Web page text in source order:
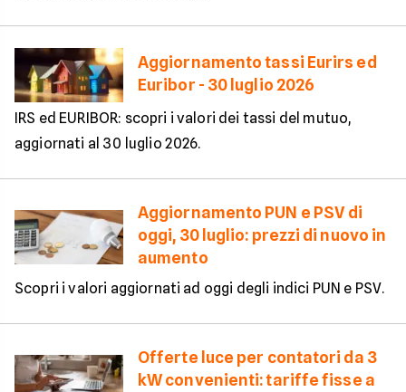
Aggiornamento tassi Eurirs ed
Euribor - 30 luglio 2026
IRS ed EURIBOR: scopri i valori dei tassi del mutuo,
aggiornati al 30 luglio 2026.
Aggiornamento PUN e PSV di
oggi, 30 luglio: prezzi di nuovo in
aumento
Scopri i valori aggiornati ad oggi degli indici PUN e PSV.
Offerte luce per contatori da 3
kW convenienti: tariffe fisse a